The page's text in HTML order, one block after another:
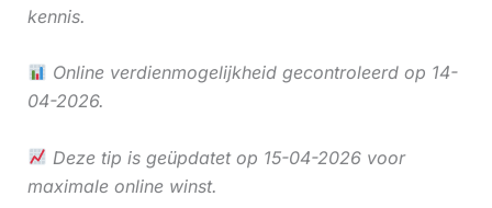
kennis.
Online verdienmogelijkheid gecontroleerd op 14-
04-2026.
Deze tip is geüpdatet op 15-04-2026 voor
maximale online winst.